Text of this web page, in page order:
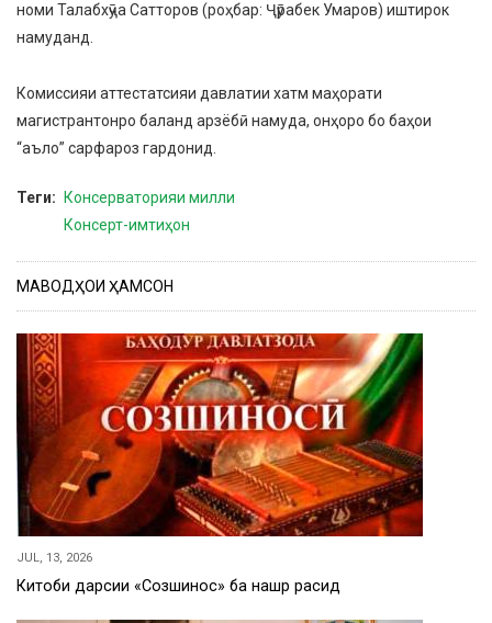
номи Талабхӯҷа Сатторов (роҳбар: Ҷӯрабек Умаров) иштирок
намуданд.
Комиссияи аттестатсияи давлатии хатм маҳорати
магистрантонро баланд арзёбӣ намуда, онҳоро бо баҳои
“аъло” сарфароз гардонид.
Теги
Консерваторияи милли
Консерт-имтиҳон
МАВОДҲОИ ҲАМСОН
JUL, 13, 2026
Китоби дарсии «Созшиносӣ» ба нашр расид